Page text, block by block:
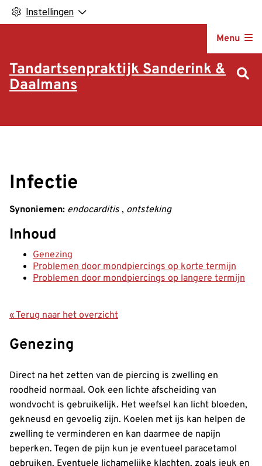
Instellingen
Tandartsenpraktijk Sanderink &
Daalmans
Menu
Infectie
Synoniemen: endocarditis , ontsteking
Inhoud
Genezing
Problemen door mondpiercings op korte termijn
Problemen door mondpiercings op langere termijn
« Terug naar het overzicht
Genezing
Direct na het zetten van de piercing is zwelling en
roodheid normaal. Ook een lichte afscheiding van
wondvocht is gebruikelijk. Het weefsel kan licht bloeden,
gekneusd en gevoelig zijn. Koelen met ijs kan helpen de
zwelling te verminderen en kan daarmee de napijn
beperken. Tegen de pijn kun je eventueel paracetamol
gebruiken. Eventuele lichamelijke klachten, zoals jeuk en